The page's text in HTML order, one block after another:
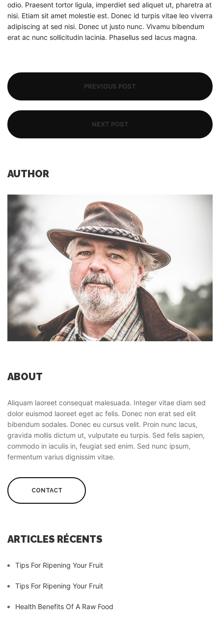
odio. Praesent tortor ligula, imperdiet sed aliquet ut, pharetra at
nisi. Etiam sit amet molestie est. Donec id turpis vitae leo viverra
adipiscing at sed nisi. Donec ut justo nunc. Vivamu bibendum
erat ac nunc sollicitudin lacinia. Phasellus sed lacus magna.
PREVIOUS POST
NEXT POST
AUTHOR
ABOUT
Aliquam laoreet consequat malesuada. Integer vitae diam sed
dolor euismod laoreet eget ac felis. Donec non erat sed elit
bibendum sodales. Donec eu cursus velit. Proin nunc lacus,
gravida mollis dictum ut, vulputate eu turpis. Sed felis sapien,
commodo in iaculis in, feugiat sed enim. Sed nunc ipsum,
fermentum varius dignissim vitae.
CONTACT
ARTICLES RÉCENTS
Tips For Ripening Your Fruit
Tips For Ripening Your Fruit
Health Benefits Of A Raw Food